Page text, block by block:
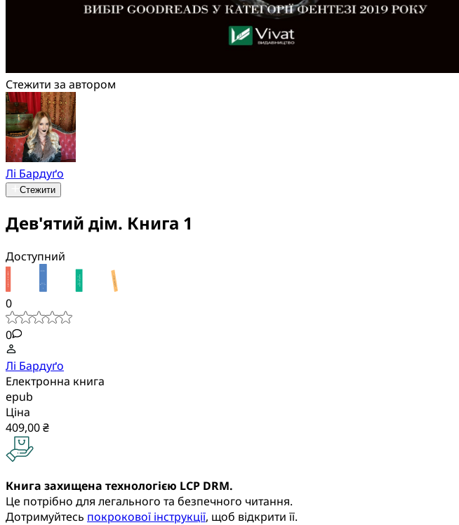
Стежити за автором
Лі Бардуґо
Стежити
Дев'ятий дім. Книга 1
Доступний
0
0
Лі Бардуґо
Електронна книга
epub
Ціна
409,00 ₴
Книга захищена технологією LCP DRM.
Це потрібно для легального та безпечного читання.
Дотримуйтесь покрокової інструкції, щоб відкрити її.